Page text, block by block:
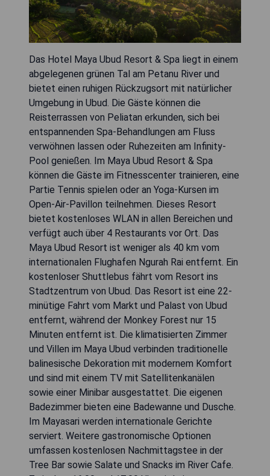
Das Hotel Maya Ubud Resort & Spa liegt in einem
abgelegenen grünen Tal am Petanu River und
bietet einen ruhigen Rückzugsort mit natürlicher
Umgebung in Ubud. Die Gäste können die
Reisterrassen von Peliatan erkunden, sich bei
entspannenden Spa-Behandlungen am Fluss
verwöhnen lassen oder Ruhezeiten am Infinity-
Pool genießen. Im Maya Ubud Resort & Spa
können die Gäste im Fitnesscenter trainieren, eine
Partie Tennis spielen oder an Yoga-Kursen im
Open-Air-Pavillon teilnehmen. Dieses Resort
bietet kostenloses WLAN in allen Bereichen und
verfügt auch über 4 Restaurants vor Ort. Das
Maya Ubud Resort ist weniger als 40 km vom
internationalen Flughafen Ngurah Rai entfernt. Ein
kostenloser Shuttlebus fährt vom Resort ins
Stadtzentrum von Ubud. Das Resort ist eine 22-
minütige Fahrt vom Markt und Palast von Ubud
entfernt, während der Monkey Forest nur 15
Minuten entfernt ist. Die klimatisierten Zimmer
und Villen im Maya Ubud verbinden traditionelle
balinesische Dekoration mit modernem Komfort
und sind mit einem TV mit Satellitenkanälen
sowie einer Minibar ausgestattet. Die eigenen
Badezimmer bieten eine Badewanne und Dusche.
Im Mayasari werden internationale Gerichte
serviert. Weitere gastronomische Optionen
umfassen kostenlosen Nachmittagstee in der
Tree Bar sowie Salate und Snacks im River Cafe.